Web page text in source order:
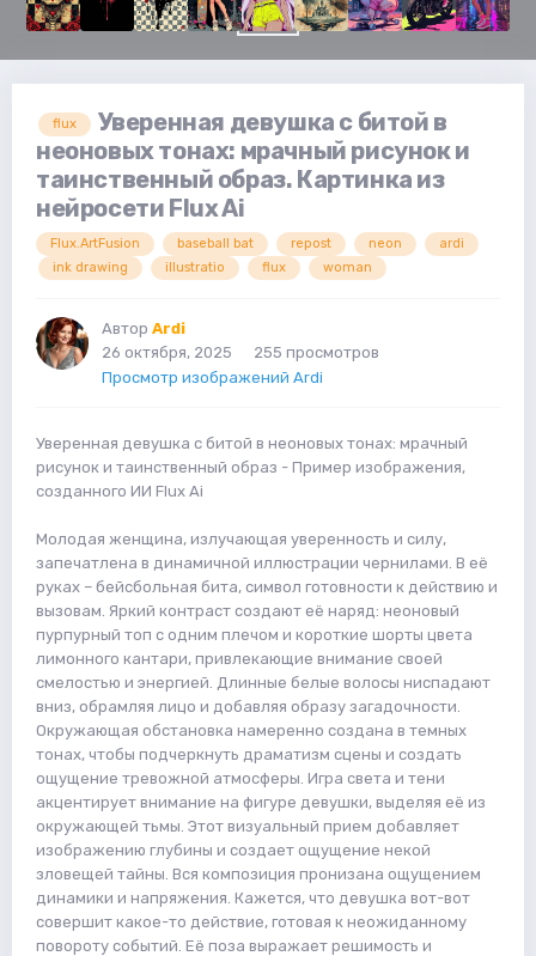
flux
Уверенная девушка с битой в
неоновых тонах: мрачный рисунок и
таинственный образ. Картинка из
нейросети Flux Ai
Flux.ArtFusion baseball bat repost neon
ardi
ink drawing
illustratio flux woman
Автор Ardi
26 октября, 2025
255 просмотров
Просмотр изображений Ardi
Уверенная девушка с битой в неоновых тонах: мрачный
рисунок и таинственный образ - Пример изображения,
созданного ИИ Flux Ai
Молодая женщина, излучающая уверенность и силу,
запечатлена в динамичной иллюстрации чернилами. В её
руках – бейсбольная бита, символ готовности к действию и
вызовам. Яркий контраст создают её наряд: неоновый
пурпурный топ с одним плечом и короткие шорты цвета
лимонного кантари, привлекающие внимание своей
смелостью и энергией. Длинные белые волосы ниспадают
вниз, обрамляя лицо и добавляя образу загадочности.
Окружающая обстановка намеренно создана в темных
тонах, чтобы подчеркнуть драматизм сцены и создать
ощущение тревожной атмосферы. Игра света и тени
акцентирует внимание на фигуре девушки, выделяя её из
окружающей тьмы. Этот визуальный прием добавляет
изображению глубины и создает ощущение некой
зловещей тайны. Вся композиция пронизана ощущением
динамики и напряжения. Кажется, что девушка вот-вот
совершит какое-то действие, готовая к неожиданному
повороту событий. Её поза выражает решимость и